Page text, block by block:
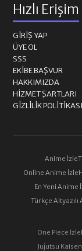
Hızlı Erişim
GIRIŞ YAP
ÜYE OL
SSS
EKIBE BAŞVUR
HAKKIMIZDA
HIZMET ŞARTLARI
GIZLILIK POLITIKASI
Anime İzle
Online Anime İzle
En Yeni Anime
Türkçe Altyazılı
One Piece İzle
Jujutsu